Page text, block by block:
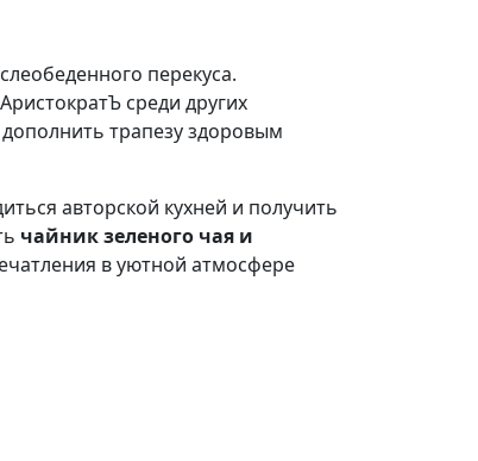
перекуса.
среди других
трапезу здоровым
авторской кухней и получить
чайник зеленого чая и
в уютной атмосфере